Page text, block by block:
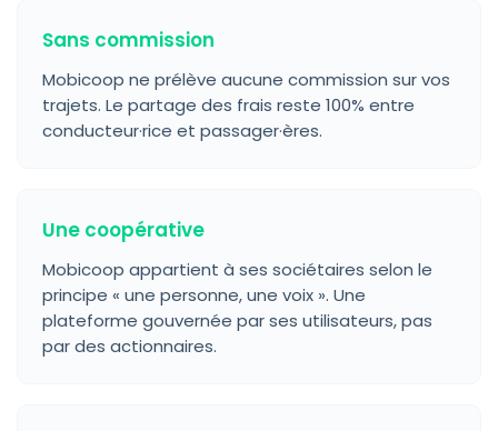
Sans commission
Mobicoop ne prélève aucune commission sur vos
trajets. Le partage des frais reste 100% entre
conducteur·rice et passager·ères.
Une coopérative
Mobicoop appartient à ses sociétaires selon le
principe « une personne, une voix ». Une
plateforme gouvernée par ses utilisateurs, pas
par des actionnaires.